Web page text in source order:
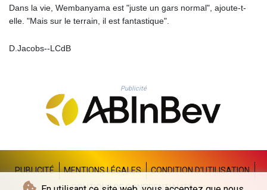
RWF 1693.214327
SAR 4.331774
SGD 1.479678
SLE 28.401485
SOS 658.727494
SVC 10.085522
SZL 18.893924
Dans la vie, Wembanyama est "juste un gars normal", ajoute-t-
elle. "Mais sur le terrain, il est fantastique".
D.Jacobs--LCdB
Publicité
PUBLICITÉ MENTIONS LÉGALES
CONDITION D'UTILISATION
POLITIQUE DE CONFIDENTIALITÉ